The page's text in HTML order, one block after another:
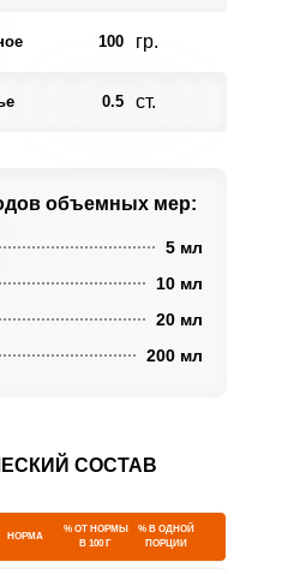
100 гр.
0.5 ст.
объемных мер:
5 мл
10 мл
20 мл
200 мл
СОСТАВ
НОРМА
% ОТ НОРМЫ
В 100 Г
% В ОДНОЙ
ПОРЦИИ